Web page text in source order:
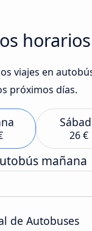
viajes en
próximos días.
26 €
mañana
de Autobuses